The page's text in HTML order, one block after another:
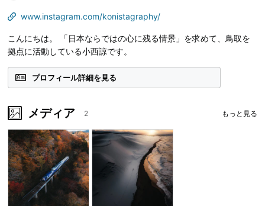
www.instagram.com/konistagraphy/
こんにちは。 「日本ならではの心に残る情景」を求めて、鳥取を
拠点に活動している小西諒です。
プロフィール詳細を見る
メディア 2 もっと見る